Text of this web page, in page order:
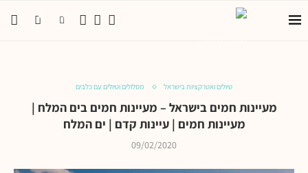
טיולים ואטרקציות בישראל מסלולים וטיולים עם כלבים
מעיינות חמים בישראל – מעיינות חמים בים המלח |
מעיינות חמים | עיינות קדם | ים המלח
09/02/2020